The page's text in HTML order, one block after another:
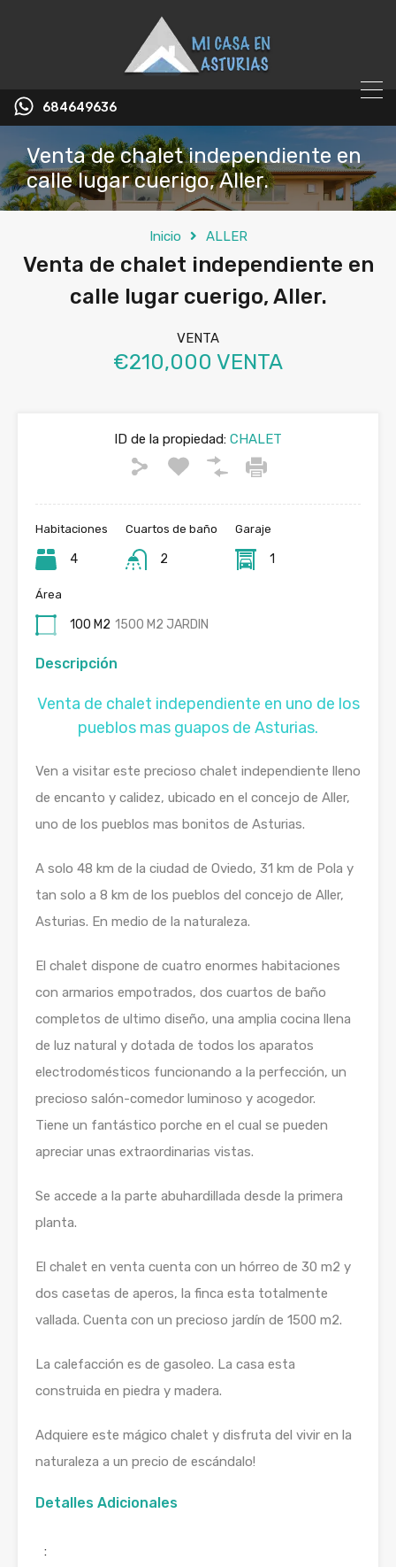
684649636
Venta de chalet independiente en
calle lugar cuerigo, Aller.
Inicio ALLER
Venta de chalet independiente en
calle lugar cuerigo, Aller.
VENTA
€210,000 VENTA
ID de la propiedad: CHALET
Habitaciones
4
Cuartos de baño
2
Garaje
1
Área
100 M2 1500 M2 JARDIN
Descripción
Venta de chalet independiente en uno de los
pueblos mas guapos de Asturias.
Ven a visitar este precioso chalet independiente lleno
de encanto y calidez, ubicado en el concejo de Aller,
uno de los pueblos mas bonitos de Asturias.
A solo 48 km de la ciudad de Oviedo, 31 km de Pola y
tan solo a 8 km de los pueblos del concejo de Aller,
Asturias. En medio de la naturaleza.
El chalet dispone de cuatro enormes habitaciones
con armarios empotrados, dos cuartos de baño
completos de ultimo diseño, una amplia cocina llena
de luz natural y dotada de todos los aparatos
electrodomésticos funcionando a la perfección, un
precioso salón-comedor luminoso y acogedor.
Tiene un fantástico porche en el cual se pueden
apreciar unas extraordinarias vistas.
Se accede a la parte abuhardillada desde la primera
planta.
El chalet en venta cuenta con un hórreo de 30 m2 y
dos casetas de aperos, la finca esta totalmente
vallada. Cuenta con un precioso jardín de 1500 m2.
La calefacción es de gasoleo. La casa esta
construida en piedra y madera.
Adquiere este mágico chalet y disfruta del vivir en la
naturaleza a un precio de escándalo!
Detalles Adicionales
: